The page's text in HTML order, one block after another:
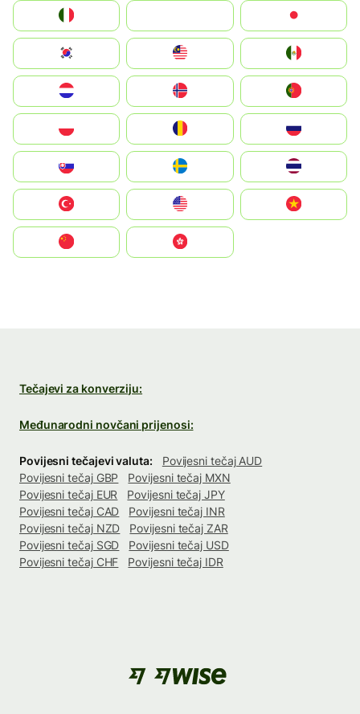
South Korea
United States
中國香港特別行政區
Tečajevi za konverziju:
Međunarodni novčani prijenosi:
Povijesni tečajevi valuta:
Povijesni tečaj AUD
Povijesni tečaj GBP
Povijesni tečaj MXN
Povijesni tečaj EUR
Povijesni tečaj JPY
Povijesni tečaj CAD
Povijesni tečaj INR
Povijesni tečaj NZD
Povijesni tečaj ZAR
Povijesni tečaj SGD
Povijesni tečaj USD
Povijesni tečaj CHF
Povijesni tečaj IDR